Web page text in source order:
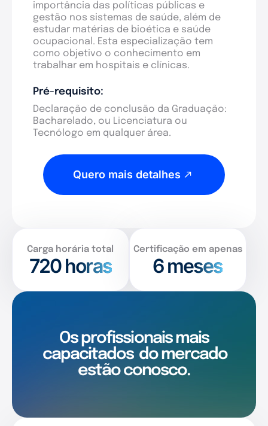
importância das políticas públicas e
gestão nos sistemas de saúde, além de
estudar matérias de bioética e saúde
ocupacional. Esta especialização tem
como objetivo o conhecimento em
trabalhar em hospitais e clínicas.
Pré-requisito:
Declaração de conclusão da Graduação:
Bacharelado, ou Licenciatura ou
Tecnólogo em qualquer área.
Quero mais detalhes
Carga horária total
720horas
Certificação em apenas
6 meses
Os profissionais mais
capacitados do mercado
estão conosco.